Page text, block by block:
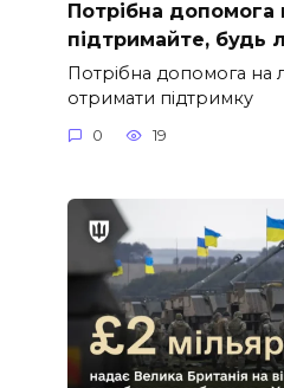
Потрібна допомога
підтримайте, будь
Потрібна допомога на
отримати підтримку
0 19